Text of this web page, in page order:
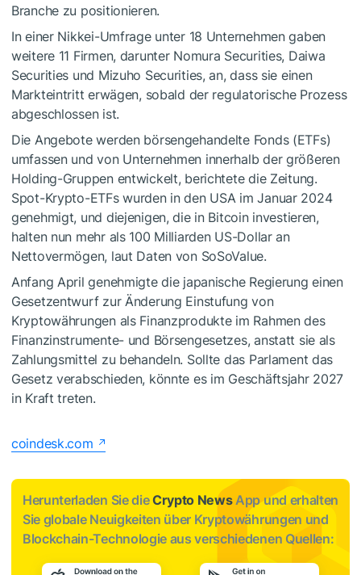
Branche zu positionieren.
In einer Nikkei-Umfrage unter 18 Unternehmen gaben
weitere 11 Firmen, darunter Nomura Securities, Daiwa
Securities und Mizuho Securities, an, dass sie einen
Markteintritt erwägen, sobald der regulatorische Prozess
abgeschlossen ist.
Die Angebote werden börsengehandelte Fonds (ETFs)
umfassen und von Unternehmen innerhalb der größeren
Holding-Gruppen entwickelt, berichtete die Zeitung.
Spot-Krypto-ETFs wurden in den USA im Januar 2024
genehmigt, und diejenigen, die in Bitcoin investieren,
halten nun mehr als 100 Milliarden US-Dollar an
Nettovermögen, laut Daten von SoSoValue.
Anfang April genehmigte die japanische Regierung einen
Gesetzentwurf zur Änderung Einstufung von
Kryptowährungen als Finanzprodukte im Rahmen des
Finanzinstrumente- und Börsengesetzes, anstatt sie als
Zahlungsmittel zu behandeln. Sollte das Parlament das
Gesetz verabschieden, könnte es im Geschäftsjahr 2027
in Kraft treten.
coindesk.com
Herunterladen Sie dieCrypto NewsApp und erhalten
Sie globale Neuigkeiten über Kryptowährungen und
Blockchain-Technologie aus verschiedenen Quellen: